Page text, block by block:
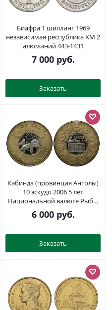
Биафра 1 шиллинг 1969
независимая республика KM 2
алюминий 443-1431
7 000руб.
Заказать
Кабинда (провинция Анголы)
10 эскудо 2006 5 лет
Национальной валюте Рыба-
меч биметалл UNC 1080-7-33
6 000руб.
Заказать